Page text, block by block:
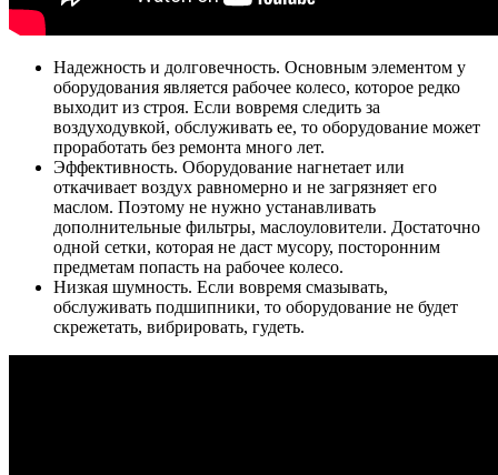
Надежность и долговечность. Основным элементом у
оборудования является рабочее колесо, которое редко
выходит из строя. Если вовремя следить за
воздуходувкой, обслуживать ее, то оборудование может
проработать без ремонта много лет.
Эффективность. Оборудование нагнетает или
откачивает воздух равномерно и не загрязняет его
маслом. Поэтому не нужно устанавливать
дополнительные фильтры, маслоуловители. Достаточно
одной сетки, которая не даст мусору, посторонним
предметам попасть на рабочее колесо.
Низкая шумность. Если вовремя смазывать,
обслуживать подшипники, то оборудование не будет
скрежетать, вибрировать, гудеть.